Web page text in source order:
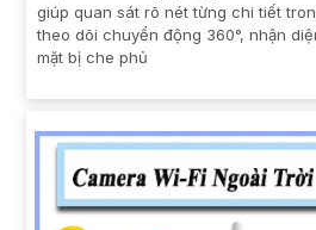
giúp quan sát rõ nét từng chi tiết
theo dõi chuyển động 360°, nhận
mặt bị che phủ